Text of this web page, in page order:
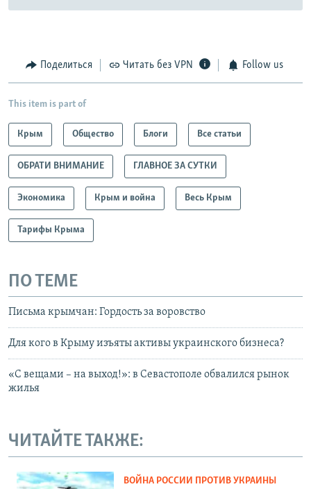
Поделиться Читать без VPN Follow us
This item is part of
Крым Общество Блоги Все статьи
ОБРАТИ ВНИМАНИЕ ГЛАВНОЕ ЗА СУТКИ
Экономика Крым и война Весь Крым
Тарифы Крыма
ПО ТЕМЕ
Письма крымчан: Гордость за воровство
Для кого в Крыму изъяты активы украинского бизнеса?
«С вещами – на выход!»: в Севастополе обвалился рынок
жилья
ЧИТАЙТЕ ТАКЖЕ:
ВОЙНА РОССИИ ПРОТИВ УКРАИНЫ